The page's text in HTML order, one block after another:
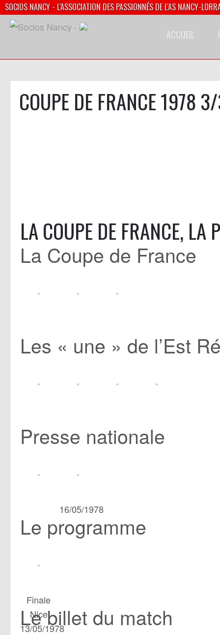
SOCIOS NANCY - L'ASSOCIATION DES PASSIONNÉS DE L'AS NANCY-
ACCUEIL
COUPE DE FRANCE 1978
LA COUPE DE FRANCE, LA
La Coupe de France
Les « une » de l’Est
Presse nationale
16/05/1978
Le programme
Finale
Nice
13/05/1978
Le billet du match